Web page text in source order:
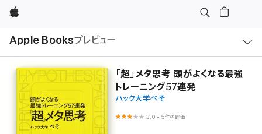
Apple
Apple Booksプレビュー
ル
「超」メタ思考 頭がよくなる最強
トレーニング57連発
ハック大学ぺそ
3.0 • 5件の評価